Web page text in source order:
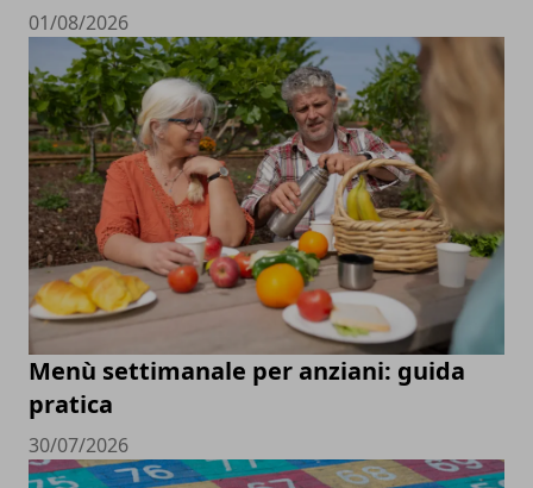
01/08/2026
Menù settimanale per anziani: guida
pratica
30/07/2026